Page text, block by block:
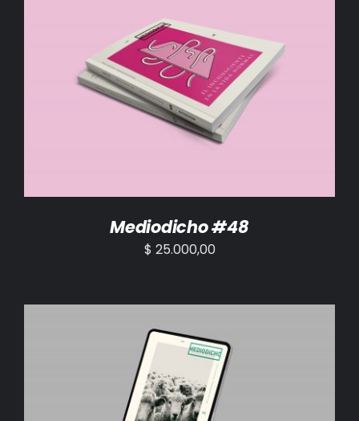
AÑADIR AL CARRITO / DETALLES
Mediodicho #48
$ 25.000,00
AÑADIR AL CARRITO /